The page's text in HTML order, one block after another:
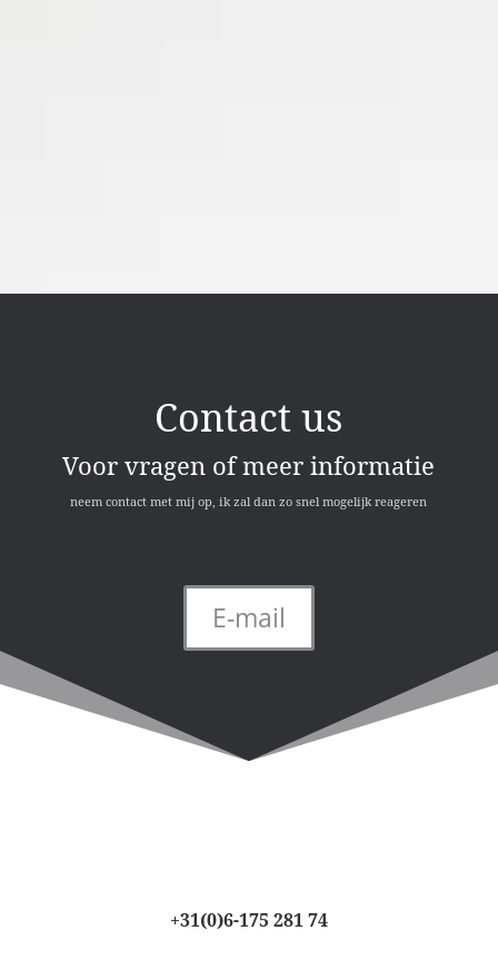
Contact us
Voor vragen of meer informatie
neem contact met mij op, ik zal dan zo snel mogelijk reageren
E-mail
+31(0)6-175 281 74